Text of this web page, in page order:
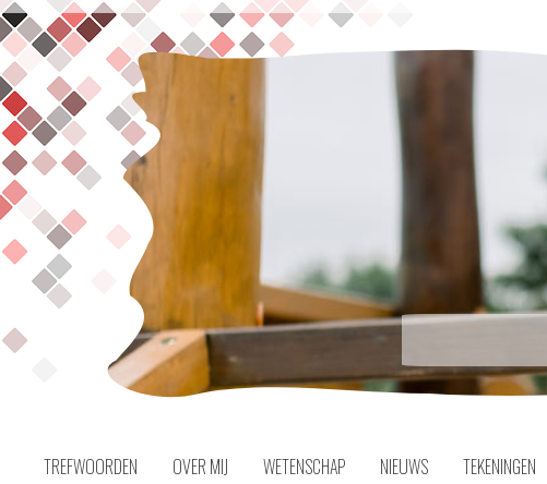
Naar
inhoud
TREFWOORDEN OVER MIJ WETENSCHAP NIEUWS TEKENINGEN